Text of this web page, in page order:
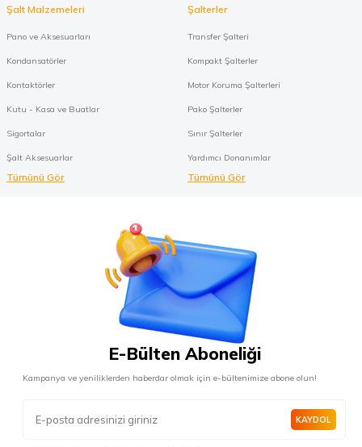
Şalt Malzemeleri
Pano ve Aksesuarları
Kondansatörler
Kontaktörler
Kutu - Kasa ve Buatlar
Sigortalar
Şalt Aksesuarlar
Tümünü Gör
Şalterler
Transfer Şalteri
Kompakt Şalterler
Motor Koruma Şalterleri
Pako Şalterler
Sınır Şalterler
Yardımcı Donanımlar
Tümünü Gör
E-Bülten Aboneliği
Kampanya ve yeniliklerden haberdar olmak için e-bültenimize abone olun!
KAYDOL